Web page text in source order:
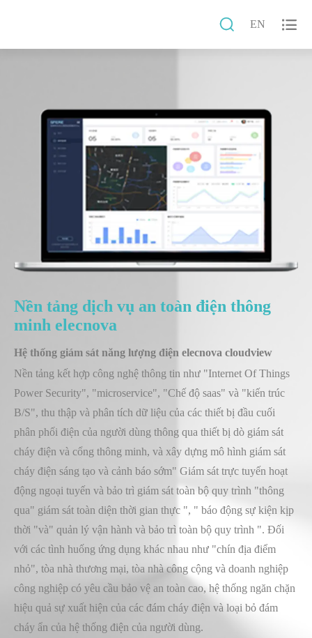
 EN 
Nền tảng dịch vụ an toàn điện thông
minh elecnova
Hệ thống giám sát năng lượng điện elecnova cloudview
Nền tảng kết hợp công nghệ thông tin như "Internet Of Things
Power Security", "microservice", "Chế độ saas" và "kiến trúc
B/S", thu thập và phân tích dữ liệu của các thiết bị đầu cuối
phân phối điện của người dùng thông qua thiết bị dò giám sát
cháy điện và cổng thông minh, và xây dựng mô hình giám sát
cháy điện sáng tạo và cảnh báo sớm" Giám sát trực tuyến hoạt
động ngoại tuyến và bảo trì giám sát toàn bộ quy trình "thông
qua" giám sát toàn diện thời gian thực ", " báo động sự kiện kịp
thời "và" quản lý vận hành và bảo trì toàn bộ quy trình ". Đối
với các tình huống ứng dụng khác nhau như "chín địa điểm
nhỏ", tòa nhà thương mại, tòa nhà công cộng và doanh nghiệp
công nghiệp có yêu cầu bảo vệ an toàn cao, hệ thống ngăn chặn
hiệu quả sự xuất hiện của các đám cháy điện và loại bỏ đám
cháy ẩn của hệ thống điện của người dùng.